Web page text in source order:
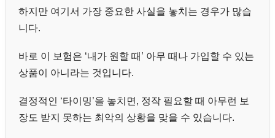
하지만 여기서 가장 중요한 사실을 놓치는 경우가 많습
니다.
바로 이 보험은 ‘내가 원할 때’ 아무 때나 가입할 수 있는
상품이 아니라는 것입니다.
결정적인 ‘타이밍’을 놓치면, 정작 필요할 때 아무런 보
장도 받지 못하는 최악의 상황을 맞을 수 있습니다.